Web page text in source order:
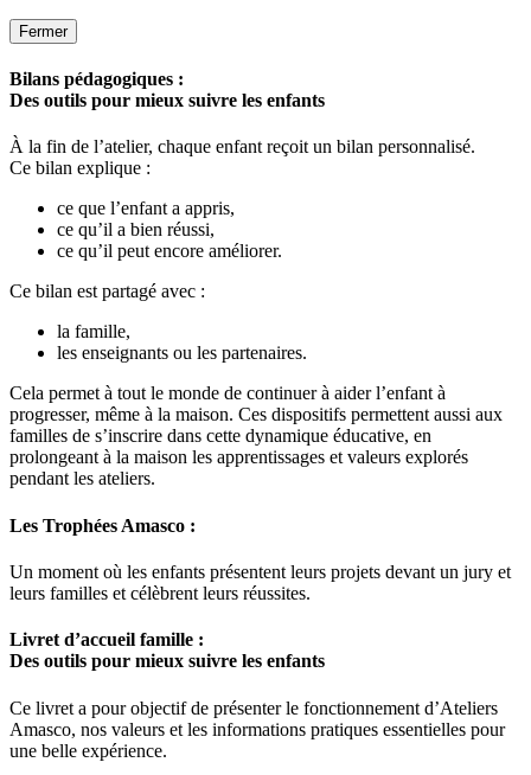
Fermer
Bilans pédagogiques :
Des outils pour mieux suivre les enfants
À la fin de l’atelier, chaque enfant reçoit un bilan personnalisé.
Ce bilan explique :
ce que l’enfant a appris,
ce qu’il a bien réussi,
ce qu’il peut encore améliorer.
Ce bilan est partagé avec :
la famille,
les enseignants ou les partenaires.
Cela permet à tout le monde de continuer à aider l’enfant à
progresser, même à la maison. Ces dispositifs permettent aussi aux
familles de s’inscrire dans cette dynamique éducative, en
prolongeant à la maison les apprentissages et valeurs explorés
pendant les ateliers.
Les Trophées Amasco :
Un moment où les enfants présentent leurs projets devant un jury et
leurs familles et célèbrent leurs réussites.
Livret d’accueil famille :
Des outils pour mieux suivre les enfants
Ce livret a pour objectif de présenter le fonctionnement d’Ateliers
Amasco, nos valeurs et les informations pratiques essentielles pour
une belle expérience.